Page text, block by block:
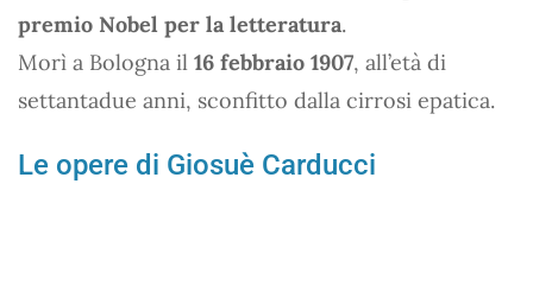
premio Nobel per la letteratura.
Morì a Bologna il 16 febbraio 1907, all’età di
settantadue anni, sconfitto dalla cirrosi epatica.
Le opere di Giosuè Carducci